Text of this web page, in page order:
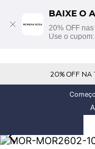
BAIXE O
20% OFF
Use o
20% OFF NA